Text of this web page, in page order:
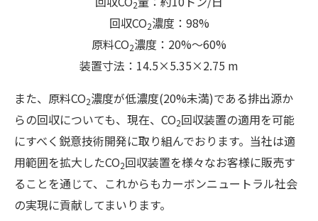
2
回収CO2濃度： 98%
原料CO2濃度： 20%～60%
装置寸法： 14.5×5.35×2.75 m
また、原料CO2濃度が低濃度(20%未満)である排出源か
らの回収についても、現在、CO2回収装置の適用を可能
にすべく鋭意技術開発に取り組んでおります。当社は適
用範囲を拡大したCO2回収装置を様々なお客様に販売す
ることを通じて、これからもカーボンニュートラル社会
の実現に貢献してまいります。